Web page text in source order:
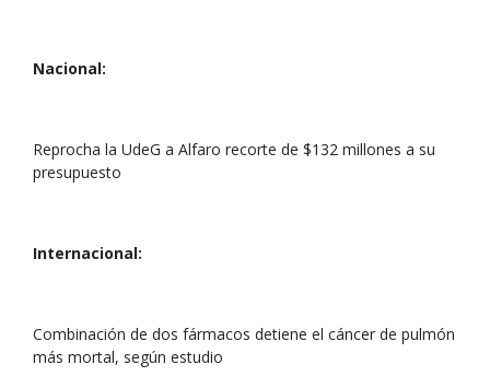
Nacional:
Reprocha la UdeG a Alfaro recorte de $132 millones a su
presupuesto
Internacional:
Combinación de dos fármacos detiene el cáncer de pulmón
más mortal, según estudio